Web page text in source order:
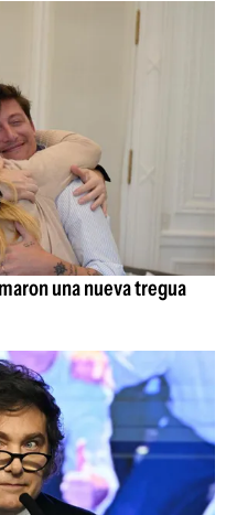
una nueva tregua